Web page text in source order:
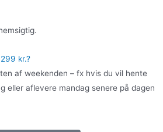
kr.?
af weekenden – fx hvis du vil hente
eller aflevere mandag senere på dagen